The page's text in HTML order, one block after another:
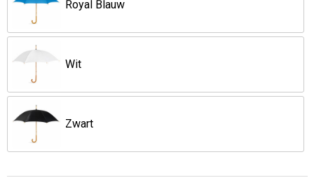
Opvouwbare tassen
Waterbestendige tassen
Bowlingtassen
Strandtassen
Katoenen draagtassen
Royal Blauw
Wit
Zwart